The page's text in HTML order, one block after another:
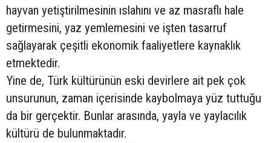
hayvan yetiştirilmesinin ıslahını ve az masraflı hale
getirmesini, yaz yemlemesini ve işten tasarruf
sağlayarak çeşitli ekonomik faaliyetlere kaynaklık
etmektedir.
Yine de, Türk kültürünün eski devirlere ait pek çok
unsurunun, zaman içerisinde kaybolmaya yüz tuttuğu
da bir gerçektir. Bunlar arasında, yayla ve yaylacılık
kültürü de bulunmaktadır.